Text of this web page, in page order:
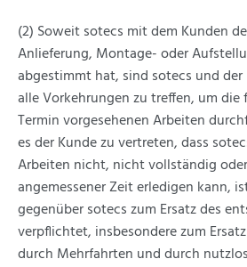
(2) Soweit sotecs mit dem Kunden
Anlieferung, Montage- oder
abgestimmt hat, sind sotecs und
alle Vorkehrungen zu treffen, um die
Termin vorgesehenen Arbeiten
es der Kunde zu vertreten, dass
Arbeiten nicht, nicht vollständig
angemessener Zeit erledigen kann,
gegenüber sotecs zum Ersatz des
verpflichtet, insbesondere zum
durch Mehrfahrten und durch